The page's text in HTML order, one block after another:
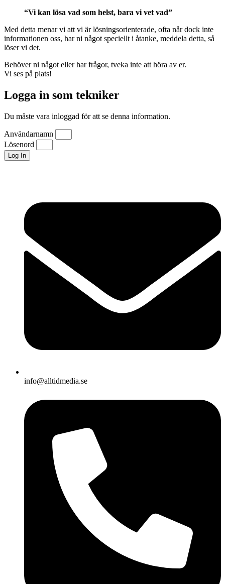
“Vi kan lösa vad som helst, bara vi vet vad”
Med detta menar vi att vi är lösningsorienterade, ofta når dock inte
informationen oss, har ni något speciellt i åtanke, meddela detta, så
löser vi det.
Behöver ni något eller har frågor, tveka inte att höra av er.
Vi ses på plats!
Logga in som tekniker
Du måste vara inloggad för att se denna information.
Användarnamn
Lösenord
Log In
info@alltidmedia.se